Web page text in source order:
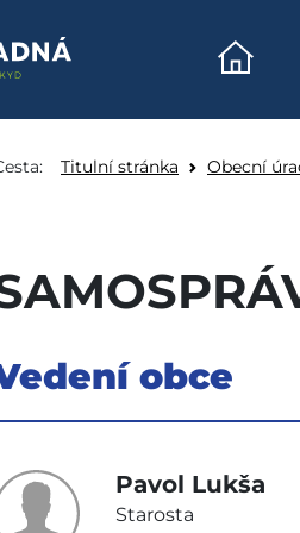
- Obec
Titulní stránka Obecní
obce
Pavol Lukša
Starosta